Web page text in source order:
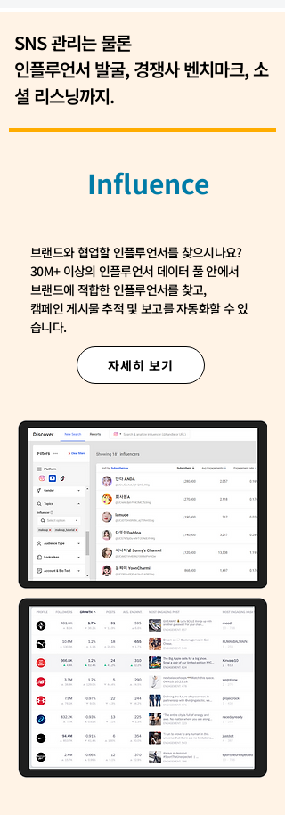
SNS 관리는 물론
인플루언서 발굴, 경쟁사 벤치마크, 소
셜 리스닝까지.
Influence
브랜드와 협업할 인플루언서를 찾으시나요?
30M+ 이상의 인플루언서 데이터 풀 안에서
브랜드에 적합한 인플루언서를 찾고,
캠페인 게시물 추적 및 보고를 자동화할 수 있
습니다. ​
자세히 보기